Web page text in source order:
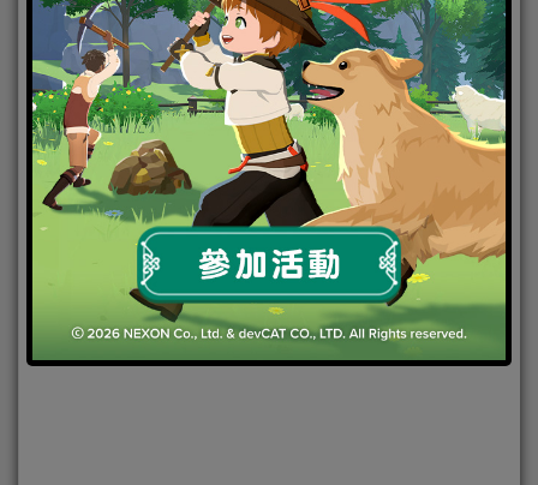
2016-01-19|Android,IOS,事前登錄,手機遊戲
星環守護